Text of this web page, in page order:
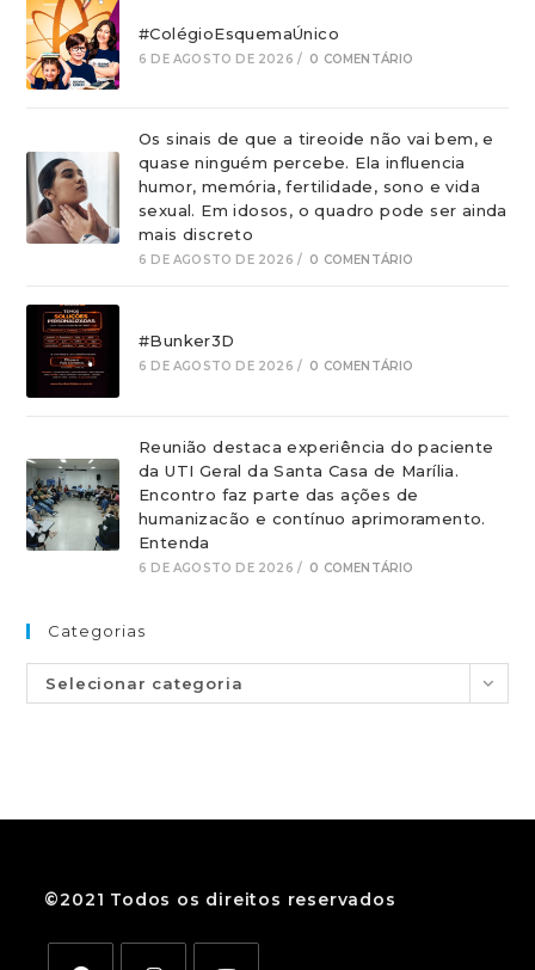
#ColégioEsquemaÚnico
6 DE AGOSTO DE 2026 / 0 COMENTÁRIO
Os sinais de que a tireoide não vai bem, e
quase ninguém percebe. Ela influencia
humor, memória, fertilidade, sono e vida
sexual. Em idosos, o quadro pode ser ainda
mais discreto
6 DE AGOSTO DE 2026 / 0 COMENTÁRIO
#Bunker3D
6 DE AGOSTO DE 2026 / 0 COMENTÁRIO
Reunião destaca experiência do paciente
da UTI Geral da Santa Casa de Marília.
Encontro faz parte das ações de
humanizacão e contínuo aprimoramento.
Entenda
6 DE AGOSTO DE 2026 / 0 COMENTÁRIO
Categorias
Selecionar categoria
©2021 Todos os direitos reservados